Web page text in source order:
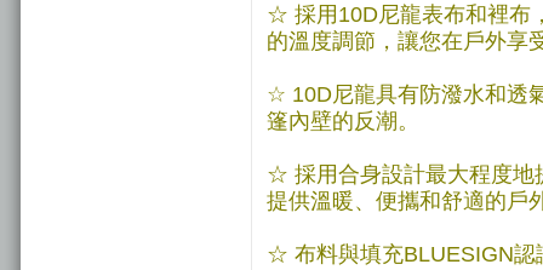
☆ 採用10D尼龍表布和裡布
的溫度調節，讓您在戶外享
☆ 10D尼龍具有防潑水和透
篷內壁的反潮。
☆ 採用合身設計最大程度地
提供溫暖、便攜和舒適的戶
☆ 布料與填充BLUESIGN認